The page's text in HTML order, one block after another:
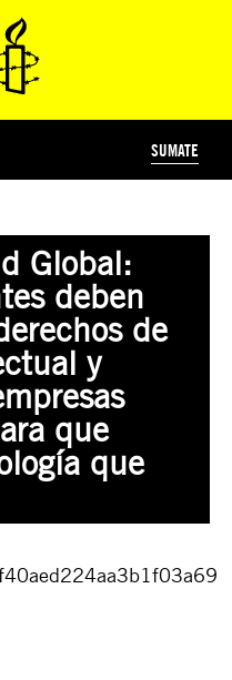
JÓVENES
SUMATE
Global:
deben
de
y
que
que